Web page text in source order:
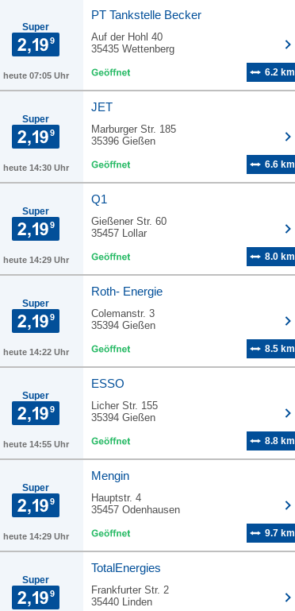
Super
heute 07:05 Uhr
PT Tankstelle Becker
Auf der Hohl 40
35435 Wettenberg
6.2 km
Super
heute 14:30 Uhr
JET
Marburger Str. 185
35396 Gießen
6.6 km
Super
heute 14:29 Uhr
Q1
Gießener Str. 60
35457 Lollar
8.0 km
Super
heute 14:22 Uhr
Roth- Energie
Colemanstr. 3
35394 Gießen
8.5 km
Super
heute 14:55 Uhr
ESSO
Licher Str. 155
35394 Gießen
8.8 km
Super
heute 14:29 Uhr
Mengin
Hauptstr. 4
35457 Odenhausen
9.7 km
Super
TotalEnergies
Frankfurter Str. 2
35440 Linden